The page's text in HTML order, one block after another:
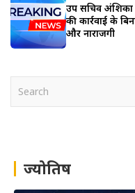
उप सचिव
की कार्रवाई के
और नाराजगी
h ज्योतिष